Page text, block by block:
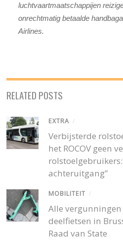
luchtvaartmaatschappijen
onrechtmatig betaalde
Airlines.
RELATED POSTS
EXTRA /
Verbijsterde
het ROCOV geen
rolstoelgebruikers:
achteruitgang”
MOBILITEIT /
Alle vergunningen
deelfietsen in
Raad van State